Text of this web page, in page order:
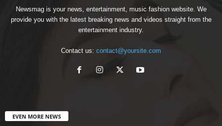
Newsmag is your news, entertainment, music fashion website. We
provide you with the latest breaking news and videos straight from the
entertainment industry.
Contact us: contact@yoursite.com
EVEN MORE NEWS